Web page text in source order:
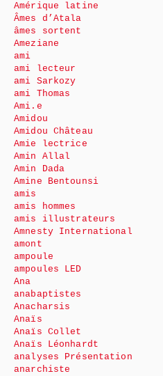
Amérique latine
Âmes d’Atala
âmes sortent
Ameziane
ami
ami lecteur
ami Sarkozy
ami Thomas
Ami.e
Amidou
Amidou Château
Amie lectrice
Amin Allal
Amin Dada
Amine Bentounsi
amis
amis hommes
amis illustrateurs
Amnesty International
amont
ampoule
ampoules LED
Ana
anabaptistes
Anacharsis
Anaïs
Anaïs Collet
Anaïs Léonhardt
analyses Présentation
anarchiste